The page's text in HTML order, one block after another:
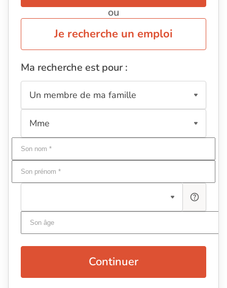
ou
Je recherche un emploi
Ma recherche est pour :
Continuer